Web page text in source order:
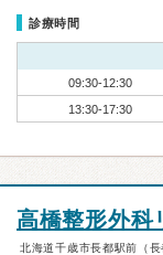
診療時間
09:30-12:30
13:30-17:30
高橋整形外科
北海道千歳市長都駅前（長